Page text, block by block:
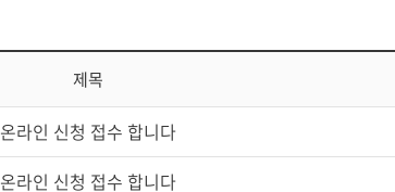
제목
온라인 신청 접수 합니다
온라인 신청 접수 합니다